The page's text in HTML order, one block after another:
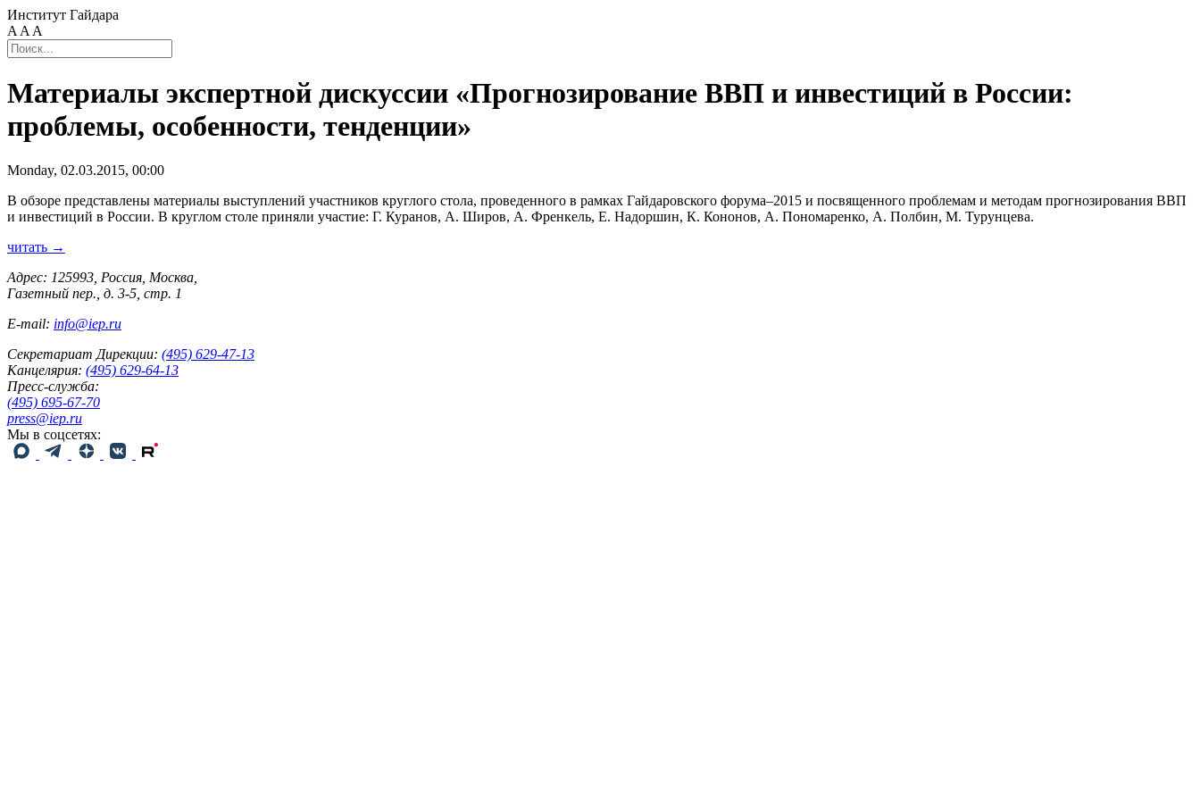
Институт Гайдара
A A A
Материалы экспертной дискуссии «Прогнозирование ВВП и инвестиций в России:
проблемы, особенности, тенденции»
Monday, 02.03.2015, 00:00
В обзоре представлены материалы выступлений участников круглого стола, проведенного в рамках Гайдаровского форума–2015 и посвященного проблемам и методам прогнозирования ВВП
и инвестиций в России. В круглом столе приняли участие: Г. Куранов, А. Широв, А. Френкель, Е. Надоршин, К. Кононов, А. Пономаренко, А. Полбин, М. Турунцева.
читать →
Адрес: 125993, Россия, Москва,
Газетный пер., д. 3-5, стр. 1
E-mail: info@iep.ru
Секретариат Дирекции: (495) 629-47-13
Канцелярия: (495) 629-64-13
Пресс-служба:
(495) 695-67-70
press@iep.ru
Мы в соцсетях: